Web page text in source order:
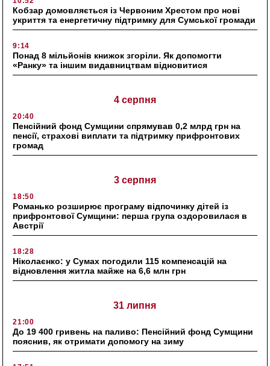
Кобзар домовляється із Червоним Хрестом про нові
укриття та енергетичну підтримку для Сумської громади
9:14
Понад 8 мільйонів книжок згоріли. Як допомогти
«Ранку» та іншим видавництвам відновитися
4 серпня
20:40
Пенсійний фонд Сумщини спрямував 0,2 млрд грн на
пенсії, страхові виплати та підтримку прифронтових
громад
3 серпня
18:50
Романько розширює програму відпочинку дітей із
прифронтової Сумщини: перша група оздоровилася в
Австрії
18:28
Ніколаєнко: у Сумах погодили 115 компенсацій на
відновлення житла майже на 6,6 млн грн
31 липня
21:00
До 19 400 гривень на паливо: Пенсійний фонд Сумщини
пояснив, як отримати допомогу на зиму